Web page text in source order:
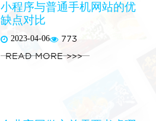
小程序与普通手机网站的优
缺点对比
2023-04-06
773
READ MORE